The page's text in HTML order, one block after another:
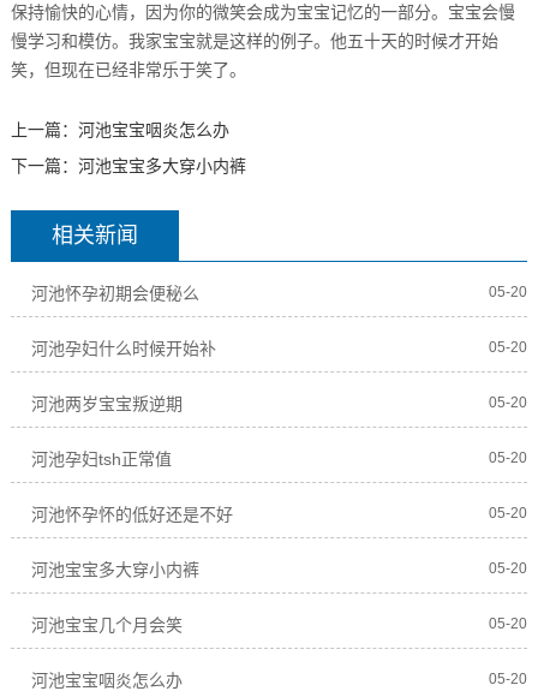
保持愉快的心情，因为你的微笑会成为宝宝记忆的一部分。宝宝会慢
慢学习和模仿。我家宝宝就是这样的例子。他五十天的时候才开始
笑，但现在已经非常乐于笑了。
上一篇： 河池宝宝咽炎怎么办
下一篇： 河池宝宝多大穿小内裤
相关新闻
河池怀孕初期会便秘么 05-20
河池孕妇什么时候开始补 05-20
河池两岁宝宝叛逆期 05-20
河池孕妇tsh正常值 05-20
河池怀孕怀的低好还是不好 05-20
河池宝宝多大穿小内裤 05-20
河池宝宝几个月会笑 05-20
河池宝宝咽炎怎么办 05-20